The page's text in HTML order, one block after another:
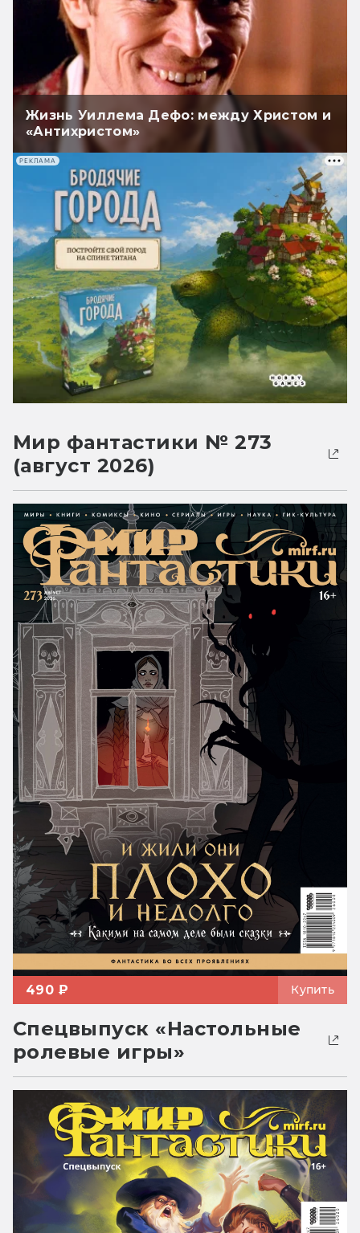
Жизнь Уиллема Дефо: между Христом и
«Антихристом»
РЕКЛАМА
Мир фантастики № 273
(август 2026)
490 ₽ Купить
Спецвыпуск «Настольные
ролевые игры»